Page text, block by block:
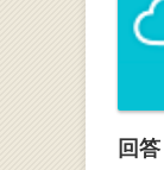
回答